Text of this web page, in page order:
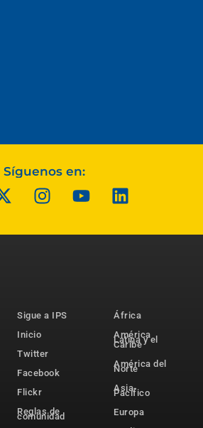
Síguenos en:
Sigue a IPS
Inicio
Twitter
Facebook
Flickr
Reglas de
comunidad
África
América
Latina y el
Caribe
América del
Norte
Asia-
Pacífico
Europa